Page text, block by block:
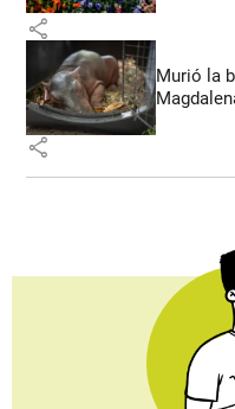
share
Murió la
share